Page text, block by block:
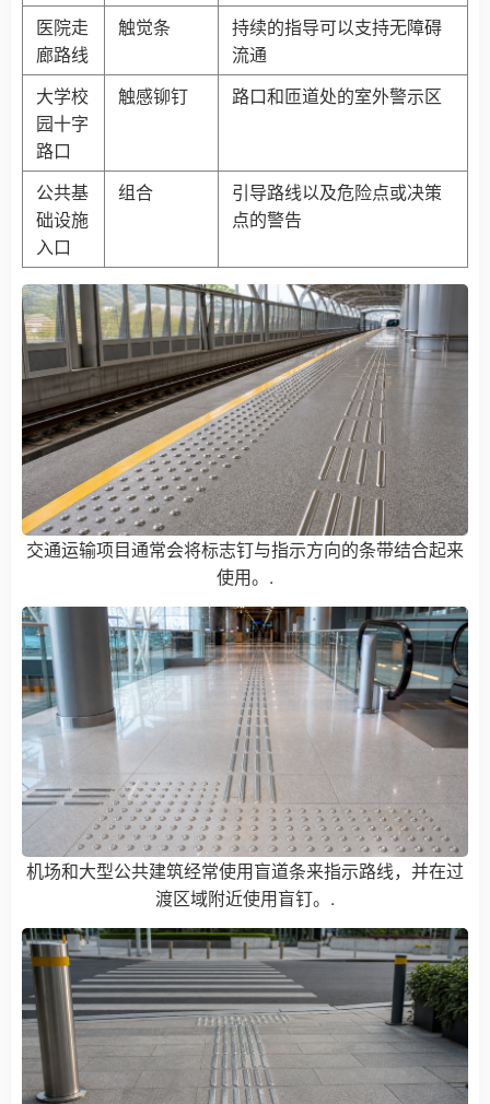
医院走
廊路线
触觉条
持续的指导可以支持无障碍
流通
大学校
园十字
路口
触感铆钉 路口和匝道处的室外警示区
公共基
础设施
入口
组合
引导路线以及危险点或决策
点的警告
交通运输项目通常会将标志钉与指示方向的条带结合起来
使用。.
机场和大型公共建筑经常使用盲道条来指示路线，并在过
渡区域附近使用盲钉。.